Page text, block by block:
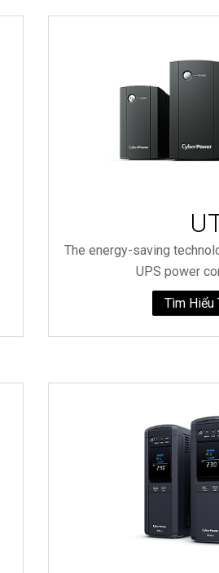
The energy-saving
UPS power
Tìm Hiểu